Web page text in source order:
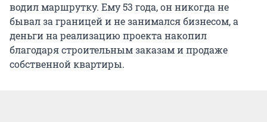
водил маршрутку. Ему 53 года, он никогда не
бывал за границей и не занимался бизнесом, а
деньги на реализацию проекта накопил
благодаря строительным заказам и продаже
собственной квартиры.